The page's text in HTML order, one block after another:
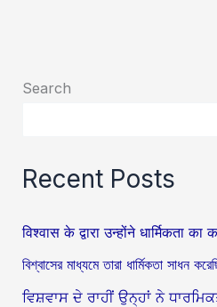
Search
Recent Posts
विश्वास के द्वारा उन्होंने धार्मिकता का
বিশ্বাসের মাধ্যমে তারা ধার্মিকতা সাধন
ਵਿਸ਼ਵਾਸ ਦੇ ਰਾਹੀਂ ਉਨ੍ਹਾਂ ਨੇ